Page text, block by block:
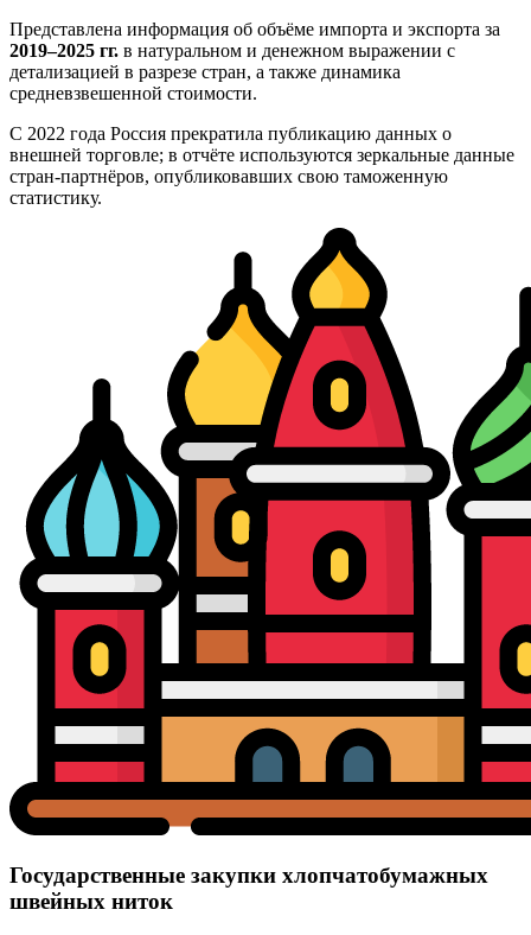
Представлена информация об объёме импорта и экспорта за
2019–2025 гг. в натуральном и денежном выражении с
детализацией в разрезе стран, а также динамика
средневзвешенной стоимости.
С 2022 года Россия прекратила публикацию данных о
внешней торговле; в отчёте используются зеркальные данные
стран-партнёров, опубликовавших свою таможенную
статистику.
Государственные закупки хлопчатобумажных
швейных ниток